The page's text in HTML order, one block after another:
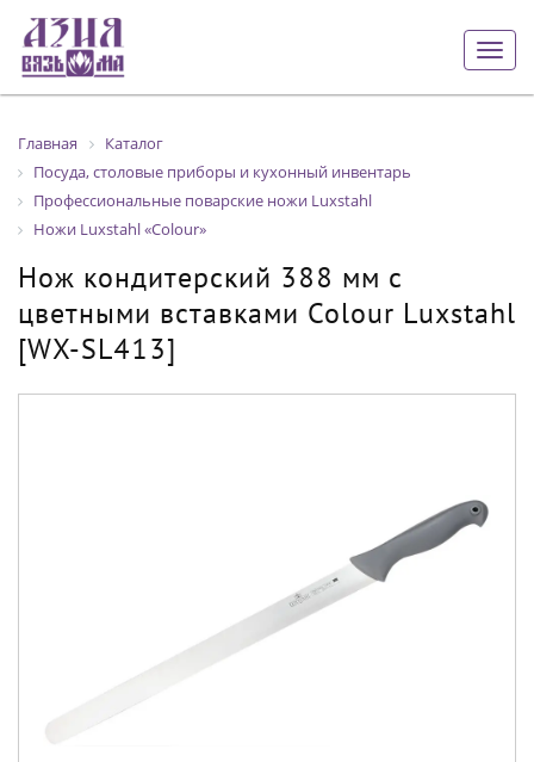
Главная
Каталог
Посуда, столовые приборы и кухонный инвентарь
Профессиональные поварские ножи Luxstahl
Ножи Luxstahl «Colour»
Нож кондитерский 388 мм с
цветными вставками Colour Luxstahl
[WX-SL413]